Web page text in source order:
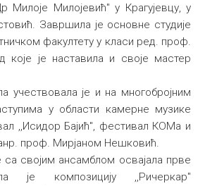
Милоје Милојевић" у Крагујевцу, у
Завршила је основне студије
факултету у класи ред. проф.
које је наставила и своје мастер
учествовала је и на многобројним
у области камерне музике
,,Исидор Бајић", фестивал КОМа и
проф. Мирјаном Нешковић.
својим ансамблом освајала прве
је композицију ,,Ричеркар"